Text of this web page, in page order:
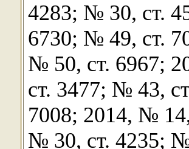
4283; № 30, ст.
6730; № 49, ст.
№ 50, ст. 6967;
ст. 3477; № 43,
7008; 2014, №
№ 30, ст. 4235;